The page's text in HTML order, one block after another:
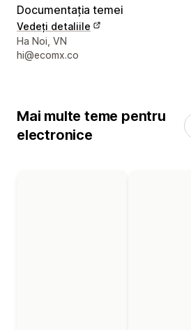
Documentația temei
Vedeți detaliile
Detaliile de contact ale designerului
Ha Noi, VN
hi@ecomx.co
Mai multe teme pentru
electronice